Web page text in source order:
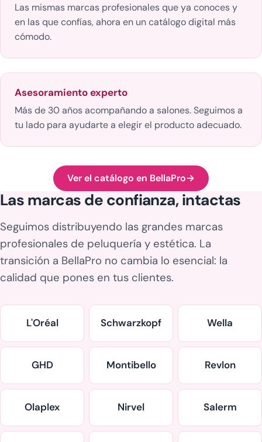
Las mismas marcas profesionales que ya conoces y
en las que confías, ahora en un catálogo digital más
cómodo.
Asesoramiento experto
Más de 30 años acompañando a salones. Seguimos a
tu lado para ayudarte a elegir el producto adecuado.
Ver el catálogo en BellaPro→
Las marcas de confianza, intactas
Seguimos distribuyendo las grandes marcas
profesionales de peluquería y estética. La
transición a BellaPro no cambia lo esencial: la
calidad que pones en tus clientes.
L'Oréal Schwarzkopf Wella
GHD Montibello Revlon
Olaplex Nirvel Salerm